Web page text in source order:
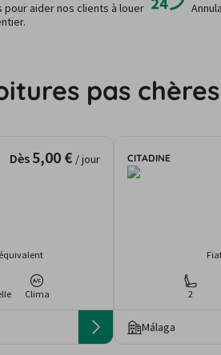
pour aider nos clients à louer
pas
Dès 5,00 € / jour
Clima
CITADINE
2
Málaga